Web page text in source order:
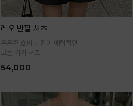
레오 반팔 셔츠
은은한 호피 패턴이 매력적인
코튼 카라 셔츠
54,000